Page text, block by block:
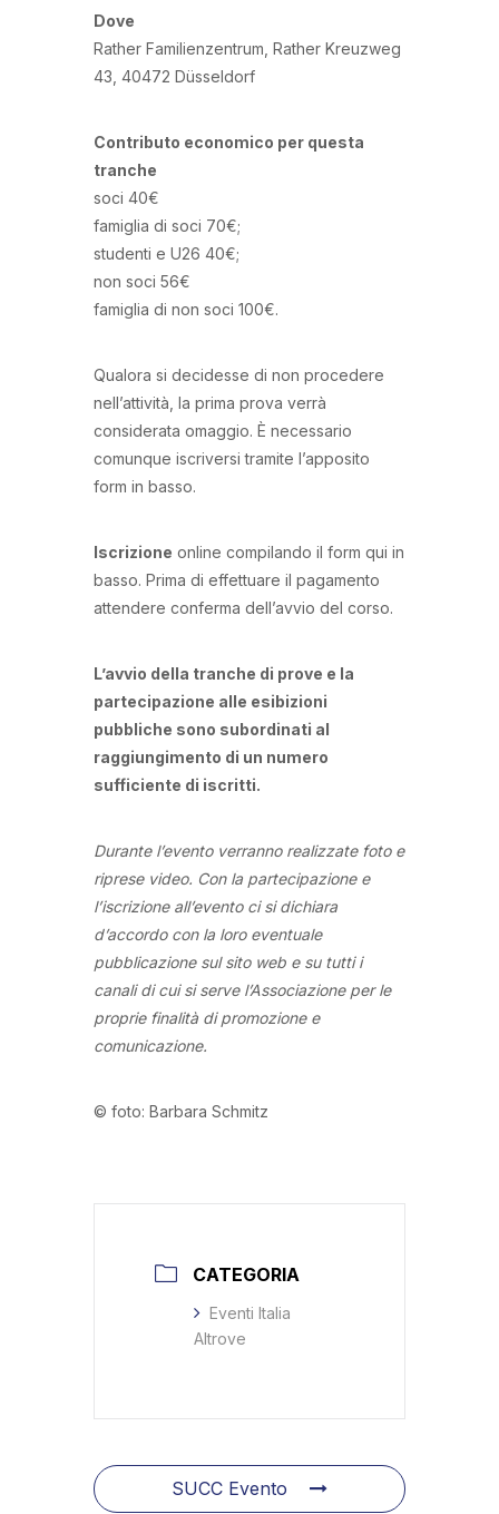
Dove
Rather Familienzentrum, Rather Kreuzweg
43, 40472 Düsseldorf
Contributo economico per questa
tranche
soci 40€
famiglia di soci 70€;
studenti e U26 40€;
non soci 56€
famiglia di non soci 100€.
Qualora si decidesse di non procedere
nell’attività, la prima prova verrà
considerata omaggio. È necessario
comunque iscriversi tramite l’apposito
form in basso.
Iscrizione online compilando il form qui in
basso. Prima di effettuare il pagamento
attendere conferma dell’avvio del corso.
L’avvio della tranche di prove e la
partecipazione alle esibizioni
pubbliche sono subordinati al
raggiungimento di un numero
sufficiente di iscritti.
Durante l’evento verranno realizzate foto e
riprese video. Con la partecipazionee
l’iscrizione all’evento ci si dichiara
d’accordo con la loro eventuale
pubblicazione sul sito web e su tutti i
canali di cui si serve l’Associazione per le
proprie finalità di promozione e
comunicazione.
© foto: Barbara Schmitz
CATEGORIA
Eventi Italia
Altrove
SUCC Evento